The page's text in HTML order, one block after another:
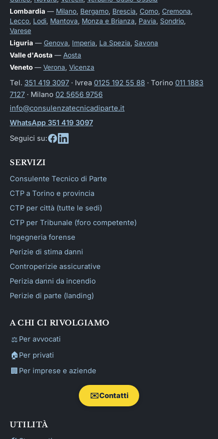
Lombardia — Milano, Bergamo, Brescia, Como, Cremona,
Lecco, Lodi, Mantova, Monza e Brianza, Pavia, Sondrio,
Varese
Liguria — Genova, Imperia, La Spezia, Savona
Valle d'Aosta — Aosta
Veneto — Verona, Vicenza
Tel. 351 419 3097 · Ivrea 0125 192 55 88 · Torino 011 1883
7127 · Milano 02 5656 9756
info@consulenzatecnicadiparte.it
WhatsApp 351 419 3097
Seguici su:
SERVIZI
Consulente Tecnico di Parte
CTP a Torino e provincia
CTP per città (tutte le sedi)
CTP per Tribunale (foro competente)
Ingegneria forense
Perizie di stima danni
Controperizie assicurative
Perizia danni da incendio
Perizie di parte (landing)
A CHI CI RIVOLGIAMO
⚖️ Per avvocati
🏠 Per privati
🏢 Per imprese e aziende
✉️Contatti
UTILITÀ